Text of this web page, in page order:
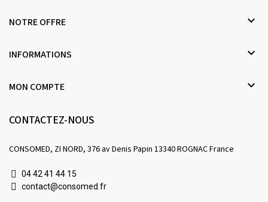
NOTRE OFFRE 
INFORMATIONS 
MON COMPTE 
CONTACTEZ-NOUS
CONSOMED, ZI NORD, 376 av Denis Papin 13340 ROGNAC France
04 42 41 44 15
contact@consomed.fr